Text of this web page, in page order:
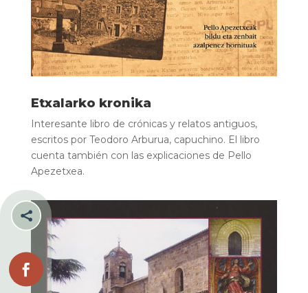


Etxalarko kronika
Interesante libro de crónicas y relatos antiguos,
escritos por Teodoro Arburua, capuchino. El libro
cuenta también con las explicaciones de Pello
Apezetxea.